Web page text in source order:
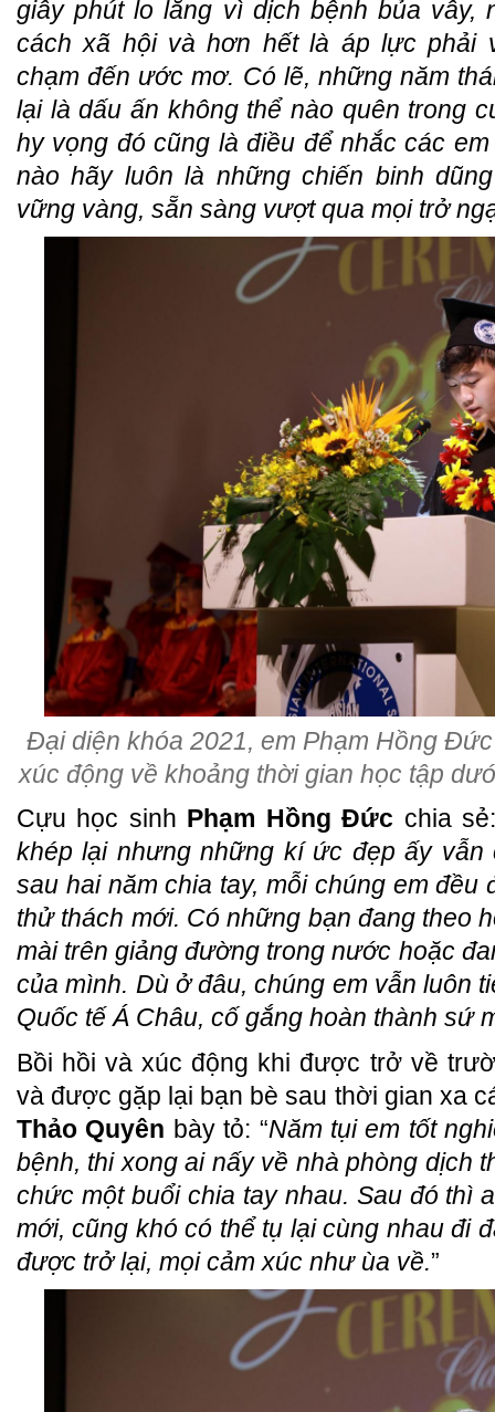
giây phút lo lắng vì dịch bệnh bủa vây,
cách xã hội và hơn hết là áp lực phải
chạm đến ước mơ. Có lẽ, những năm
lại là dấu ấn không thể nào quên trong
hy vọng đó cũng là điều để nhắc các
nào hãy luôn là những chiến binh
vững vàng, sẵn sàng vượt qua mọi trở
Đại diện khóa 2021, em Phạm Hồng
xúc động về khoảng thời gian học tập
Cựu học sinh Phạm Hồng Đức chia
khép lại nhưng những kí ức đẹp ấy vẫn
sau hai năm chia tay, mỗi chúng em đều
thử thách mới. Có những bạn đang theo
mài trên giảng đường trong nước hoặc
của mình. Dù ở đâu, chúng em vẫn luôn
Quốc tế Á Châu, cố gắng hoàn thành sứ
Bồi hồi và xúc động khi được trở về
và được gặp lại bạn bè sau thời gian xa
Thảo Quyên bày tỏ: “Năm tụi em tốt
bệnh, thi xong ai nấy về nhà phòng dịch
chức một buổi chia tay nhau. Sau đó thì
mới, cũng khó có thể tụ lại cùng nhau đi
được trở lại, mọi cảm xúc như ùa về.”